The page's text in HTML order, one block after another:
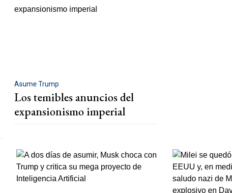
Asume Trump
Los temibles anuncios del
expansionismo imperial